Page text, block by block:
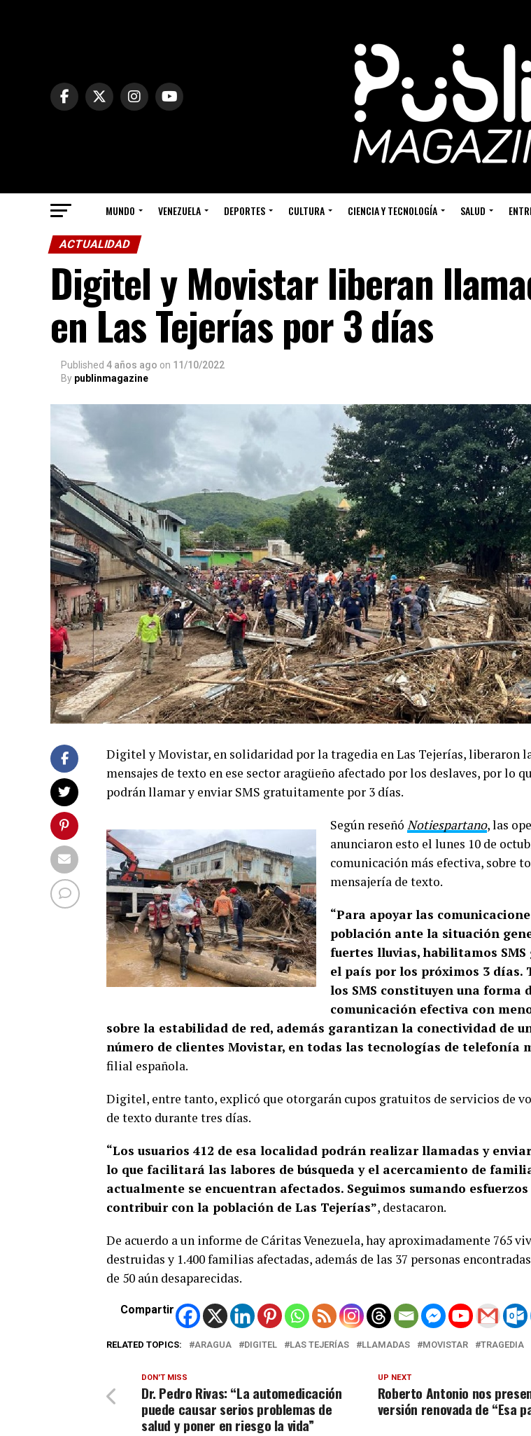
MUNDO VENEZUELA DEPORTES CULTURA CIENCIA Y TECNOLOGÍA SALUD
ACTUALIDAD
Digitel y Movistar liberan
en Las Tejerías por 3 días
Published 4 años ago on 11/10/2022
By publinmagazine
Digitel y Movistar, en solidaridad por la tragedia en Las Tejerías, liberaron
mensajes de texto en ese sector aragüeño afectado por los deslaves, por lo
podrán llamar y enviar SMS gratuitamente por 3 días.
Según reseñó Notiespartano, las
anunciaron esto el lunes 10 de
comunicación más efectiva, sobre
mensajería de texto.
“Para apoyar las
población ante la situación
fuertes lluvias, habilitamos
el país por los próximos 3 días.
los SMS constituyen una forma
comunicación efectiva con
sobre la estabilidad de red, además garantizan la conectividad de
número de clientes Movistar, en todas las tecnologías de telefonía
filial española.
Digitel, entre tanto, explicó que otorgarán cupos gratuitos de servicios de
de texto durante tres días.
“Los usuarios 412 de esa localidad podrán realizar llamadas y
lo que facilitará las labores de búsqueda y el acercamiento de
actualmente se encuentran afectados. Seguimos sumando
contribuir con la población de Las Tejerías”, destacaron.
De acuerdo a un informe de Cáritas Venezuela, hay aproximadamente 765
destruidas y 1.400 familias afectadas, además de las 37 personas
de 50 aún desaparecidas.
Compartir
RELATED TOPICS: ARAGUA DIGITEL LAS TEJERÍAS LLAMADAS MOVISTAR TRAGEDIA
UP NEXT
Roberto Antonio nos
versión renovada de “Esa
DON'T MISS
Dr. Pedro Rivas: “La automedicación
puede causar serios problemas de
salud y poner en riesgo la vida”